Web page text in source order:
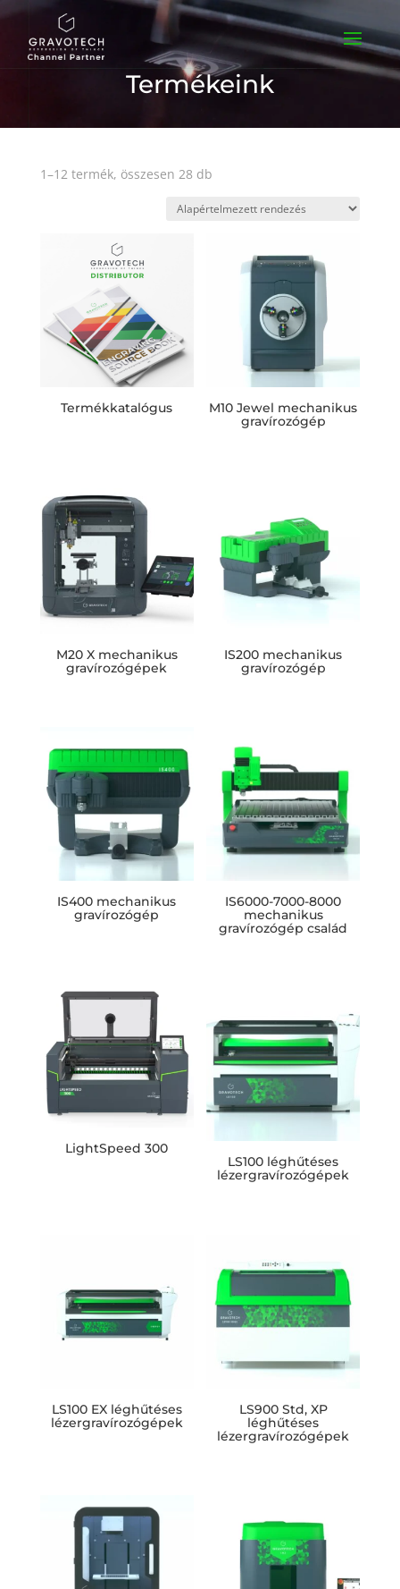
Termékeink
1–12 termék, összesen 28 db
Termékkatalógus
M10 Jewel mechanikus
gravírozógép
M20 X mechanikus
gravírozógépek
IS200 mechanikus
gravírozógép
IS400 mechanikus
gravírozógép
IS6000-7000-8000
mechanikus
gravírozógép család
LightSpeed 300
LS100 léghűtéses
lézergravírozógépek
LS100 EX léghűtéses
lézergravírozógépek
LS900 Std, XP
léghűtéses
lézergravírozógépek